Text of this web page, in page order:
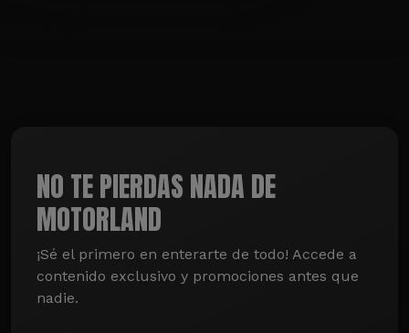
NO TE PIERDAS NADA DE
MOTORLAND
¡Sé el primero en enterarte de todo! Accede a
contenido exclusivo y promociones antes que
nadie.